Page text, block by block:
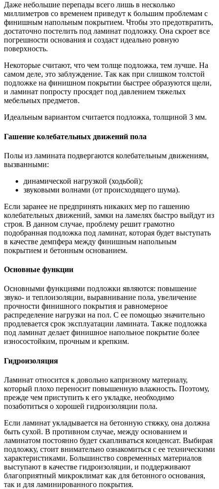
Даже небольшие перепады всего лишь в несколько
миллиметров со временем приведут к большим проблемам с
финишным напольным покрытием. Чтобы это предотвратить,
достаточно постелить под ламинат подложку. Она скроет все
погрешности основания и создаст идеально ровную
поверхность.
Некоторые считают, что чем толще подложка, тем лучше. На
самом деле, это заблуждение. Так как при слишком толстой
подложке на финишном покрытии быстрее образуются щели,
и ламинат попросту просядет под давлением тяжелых
мебельных предметов.
Идеальным вариантом считается подложка, толщиной 3 мм.
Гашение колебательных движений пола
Полы из ламината подвергаются колебательным движениям,
вызванными:
динамической нагрузкой (ходьбой);
звуковыми волнами (от происходящего шума).
Если заранее не предпринять никаких мер по гашению
колебательных движений, замки на ламелях быстро выйдут из
строя. В данном случае, проблему решит грамотно
подобранная подложка под ламинат, которая будет выступать
в качестве демпфера между финишным напольным
покрытием и бетонным основанием.
Основные функции
Основными функциями подложки являются: повышение
звуко- и теплоизоляции, выравнивание пола, увеличение
прочности финишного покрытия и равномерное
распределение нагрузки на пол. С ее помощью значительно
продлевается срок эксплуатации ламината. Также подложка
под ламинат делает финишное напольное покрытие более
износостойким, прочным и крепким.
Гидроизоляция
Ламинат относится к довольно капризному материалу,
который плохо переносит повышенную влажность. Поэтому,
прежде чем приступить к его укладке, необходимо
позаботиться о хорошей гидроизоляции пола.
Если ламинат укладывается на бетонную стяжку, она должна
быть сухой. В противном случае, между основанием и
ламинатом постоянно будет скапливаться конденсат. Выбирая
подложку, стоит внимательно ознакомиться с ее техническими
характеристиками. Большинство современных материалов
выступают в качестве гидроизоляции, и поддерживают
благоприятный микроклимат как для бетонного основания,
так и для ламинированного покрытия.